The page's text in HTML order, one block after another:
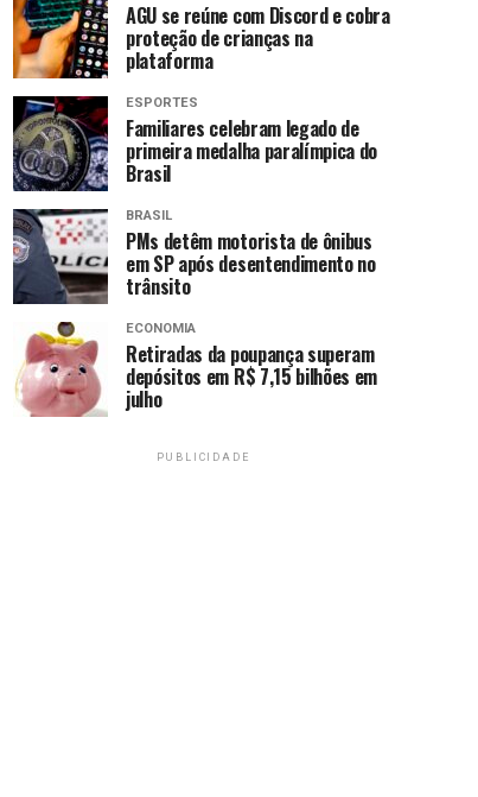
AGU se reúne com Discord e cobra
proteção de crianças na
plataforma
ESPORTES
Familiares celebram legado de
primeira medalha paralímpica do
Brasil
BRASIL
PMs detêm motorista de ônibus
em SP após desentendimento no
trânsito
ECONOMIA
Retiradas da poupança superam
depósitos em R$ 7,15 bilhões em
julho
PUBLICIDADE